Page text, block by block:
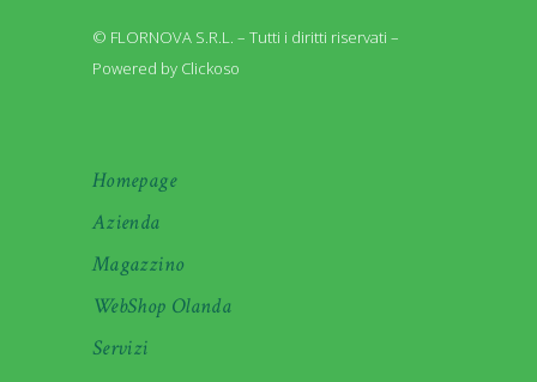
© FLORNOVA S.R.L. – Tutti i diritti riservati –
Powered by Clickoso
Homepage
Azienda
Magazzino
WebShop Olanda
Servizi